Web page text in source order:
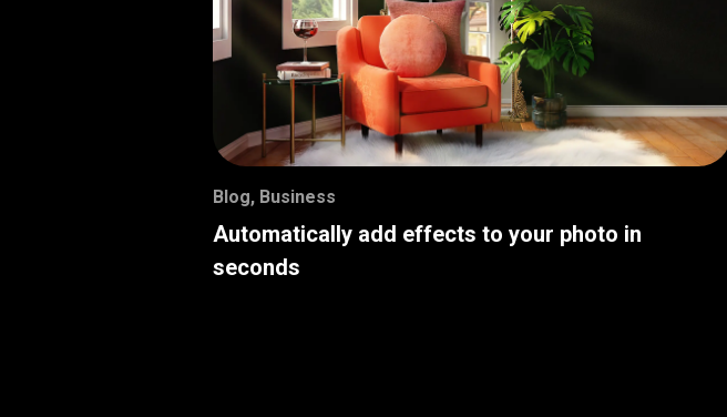
Blog, Business
Automatically add effects to your photo in
seconds